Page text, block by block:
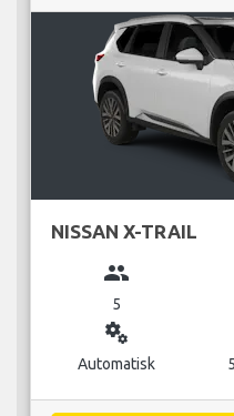
NISSAN X-TRAIL
group
5
miscellaneous_services
Automatisk